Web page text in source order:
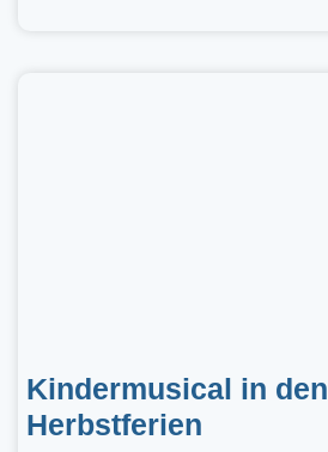
Kindermusical in den
Herbstferien